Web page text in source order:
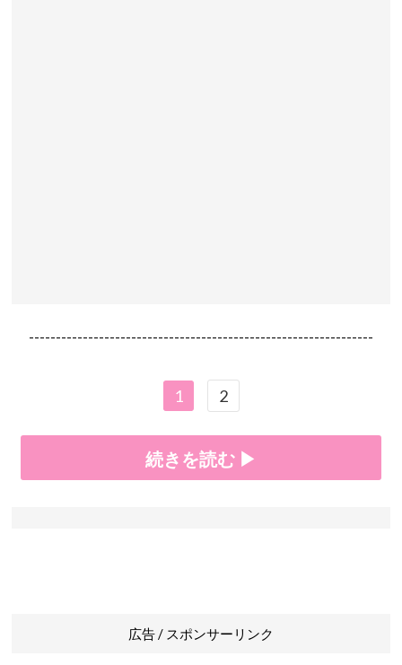
----------------------------------------------------------------
1 2
続きを読む ▶
広告 / スポンサーリンク